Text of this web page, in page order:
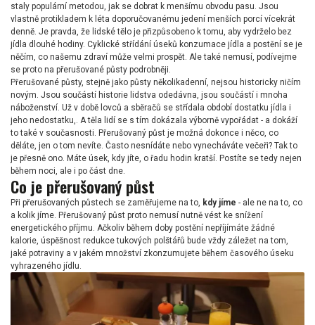
staly populární metodou, jak se dobrat k menšímu obvodu pasu. Jsou
vlastně protikladem k léta doporučovanému jedení menších porcí vícekrát
denně. Je pravda, že lidské tělo je přizpůsobeno k tomu, aby vydrželo bez
jídla dlouhé hodiny. Cyklické střídání úseků konzumace jídla a postění se je
něčím, co našemu zdraví může velmi prospět. Ale také nemusí, podívejme
se proto na přerušované půsty podrobněji.
Přerušované půsty, stejně jako půsty několikadenní, nejsou historicky ničím
novým. Jsou součástí historie lidstva odedávna, jsou součástí i mnoha
náboženství. Už v době lovců a sběračů se střídala období dostatku jídla i
jeho nedostatku,. A těla lidí se s tím dokázala výborně vypořádat - a dokáží
to také v současnosti. Přerušovaný půst je možná dokonce i něco, co
děláte, jen o tom nevíte. Často nesnídáte nebo vynecháváte večeři? Tak to
je přesně ono. Máte úsek, kdy jíte, o řadu hodin kratší. Postíte se tedy nejen
během noci, ale i po část dne.
Co je přerušovaný půst
Při přerušovaných půstech se zaměřujeme na to, kdy jíme - ale ne na to, co
a kolik jíme. Přerušovaný půst proto nemusí nutně vést ke snížení
energetického příjmu. Ačkoliv během doby postění nepříjímáte žádné
kalorie, úspěšnost redukce tukových polštářů bude vždy záležet na tom,
jaké potraviny a v jakém množství zkonzumujete během časového úseku
vyhrazeného jídlu.